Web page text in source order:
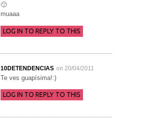
🙂
muaaa
LOG IN TO REPLY TO THIS
10DETENDENCIAS on 20/04/2011
Te ves guapísima!:)
LOG IN TO REPLY TO THIS